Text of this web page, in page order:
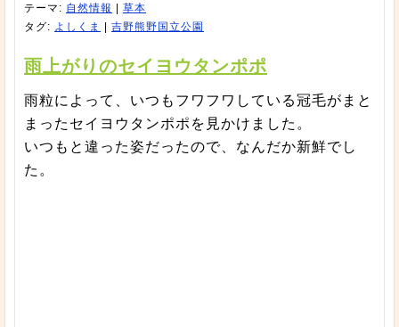
テーマ: 自然情報
草本
タグ: よしくま 吉野熊野国立公園
雨上がりのセイヨウタンポポ
雨粒によって、いつもフワフワしている冠毛がまと
まったセイヨウタンポポを見かけました。
いつもと違った姿だったので、なんだか新鮮でし
た。